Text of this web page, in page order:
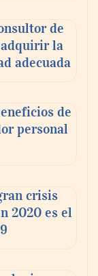
No
de
adquirir la
adecuada
de
personal
crisis
2020 es el